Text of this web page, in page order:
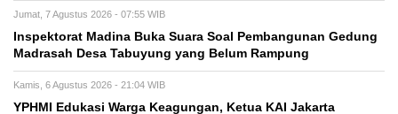
Jumat, 7 Agustus 2026 - 07:55 WIB
Inspektorat Madina Buka Suara Soal Pembangunan Gedung
Madrasah Desa Tabuyung yang Belum Rampung
Kamis, 6 Agustus 2026 - 21:04 WIB
YPHMI Edukasi Warga Keagungan, Ketua KAI Jakarta